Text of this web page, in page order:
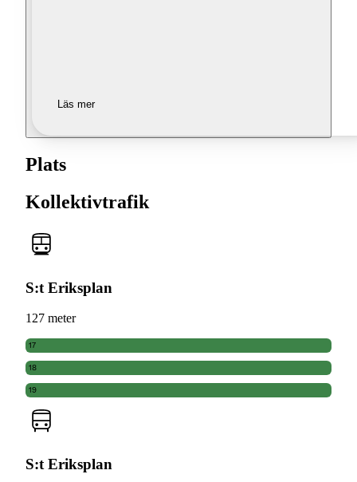
Läs mer
Plats
Kollektivtrafik
S:t Eriksplan
127 meter
17
18
19
S:t Eriksplan